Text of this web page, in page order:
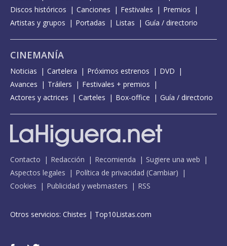
Discos históricos
Canciones Festivales
Premios
Artistas y grupos
Portadas Listas Guía / directorio
CINEMANÍA
Noticias Cartelera Próximos estrenos
DVD
Avances
Tráilers
Festivales + premios
Actores y actrices
Carteles Box-office Guía / directorio
Contacto Redacción Recomienda
Sugiere una web
Aspectos legales
Política de privacidad (Cambiar)
Cookies
Publicidad y webmasters RSS
Otros servicios: Chistes | Top10Listas.com